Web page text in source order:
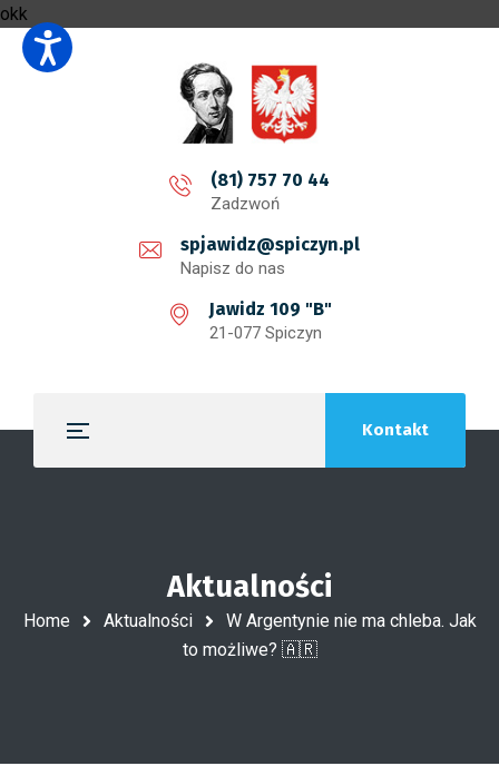
okk
(81) 757 70 44
Zadzwoń
spjawidz@spiczyn.pl
Napisz do nas
Jawidz 109 "B"
21-077 Spiczyn
Kontakt
Aktualności
Home Aktualności
W Argentynie nie ma chleba. Jak
to możliwe? 🇦🇷